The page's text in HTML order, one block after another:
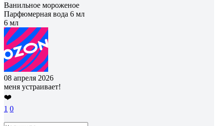
Ванильное мороженое
Парфюмерная вода 6 мл
6 мл
08 апреля 2026
меня устраивает!
❤️
1 0